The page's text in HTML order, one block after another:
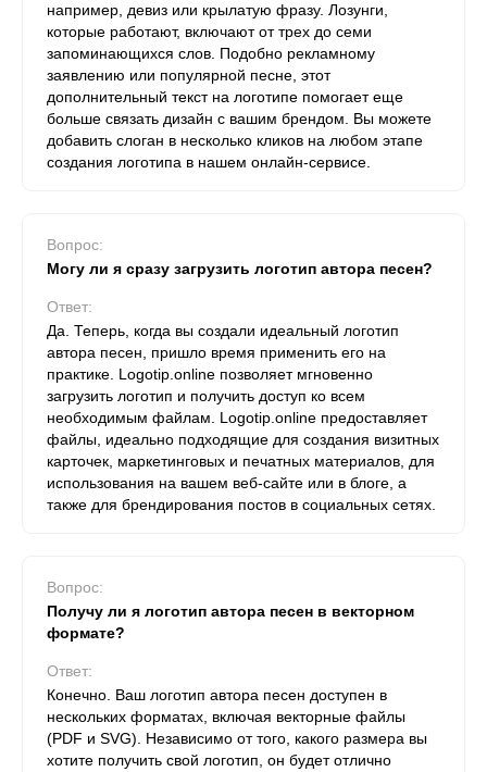
например, девиз или крылатую фразу. Лозунги,
которые работают, включают от трех до семи
запоминающихся слов. Подобно рекламному
заявлению или популярной песне, этот
дополнительный текст на логотипе помогает еще
больше связать дизайн с вашим брендом. Вы можете
добавить слоган в несколько кликов на любом этапе
создания логотипа в нашем онлайн-сервисе.
Вопрос:
Могу ли я сразу загрузить логотип автора песен?
Ответ:
Да. Теперь, когда вы создали идеальный логотип
автора песен, пришло время применить его на
практике. Logotip.online позволяет мгновенно
загрузить логотип и получить доступ ко всем
необходимым файлам. Logotip.online предоставляет
файлы, идеально подходящие для создания визитных
карточек, маркетинговых и печатных материалов, для
использования на вашем веб-сайте или в блоге, а
также для брендирования постов в социальных сетях.
Вопрос:
Получу ли я логотип автора песен в векторном
формате?
Ответ:
Конечно. Ваш логотип автора песен доступен в
нескольких форматах, включая векторные файлы
(PDF и SVG). Независимо от того, какого размера вы
хотите получить свой логотип, он будет отлично